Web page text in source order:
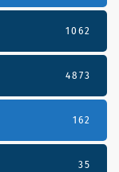
1062
4873
162
35